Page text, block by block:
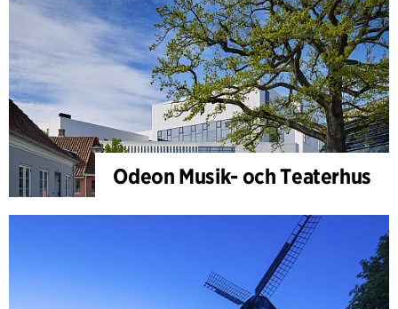
Odeon Musik- och Teaterhus